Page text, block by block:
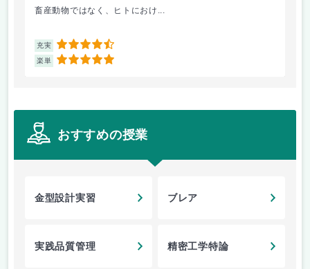
畜産動物ではなく、ヒトにおけ...
充実 4.5
楽単 5
おすすめの授業
金型設計実習 ブレア
実践品質管理 精密工学特論